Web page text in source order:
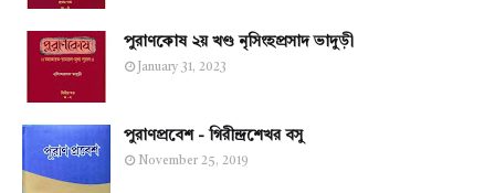
পুরাণকোষ ২য় খণ্ড নৃসিংহপ্রসাদ ভাদুড়ী
January 31, 2023
পুরাণপ্রবেশ - গিরীন্দ্রশেখর বসু
November 25, 2019